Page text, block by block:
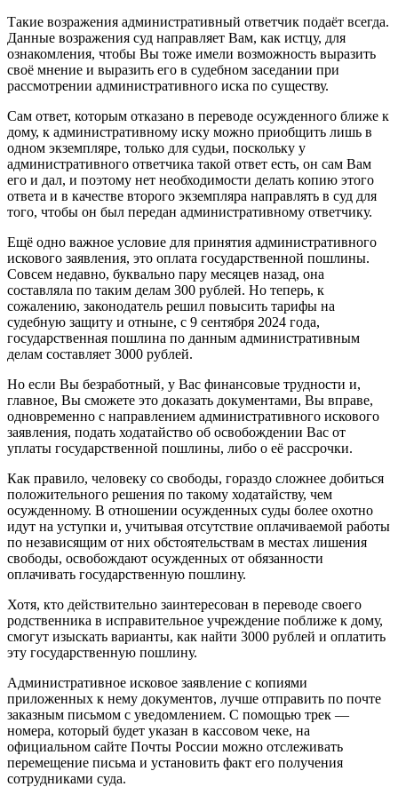
Такие возражения административный ответчик подаёт всегда.
Данные возражения суд направляет Вам, как истцу, для
ознакомления, чтобы Вы тоже имели возможность выразить
своё мнение и выразить его в судебном заседании при
рассмотрении административного иска по существу.
Сам ответ, которым отказано в переводе осужденного ближе к
дому, к административному иску можно приобщить лишь в
одном экземпляре, только для судьи, поскольку у
административного ответчика такой ответ есть, он сам Вам
его и дал, и поэтому нет необходимости делать копию этого
ответа и в качестве второго экземпляра направлять в суд для
того, чтобы он был передан административному ответчику.
Ещё одно важное условие для принятия административного
искового заявления, это оплата государственной пошлины.
Совсем недавно, буквально пару месяцев назад, она
составляла по таким делам 300 рублей. Но теперь, к
сожалению, законодатель решил повысить тарифы на
судебную защиту и отныне, с 9 сентября 2024 года,
государственная пошлина по данным административным
делам составляет 3000 рублей.
Но если Вы безработный, у Вас финансовые трудности и,
главное, Вы сможете это доказать документами, Вы вправе,
одновременно с направлением административного искового
заявления, подать ходатайство об освобождении Вас от
уплаты государственной пошлины, либо о её рассрочки.
Как правило, человеку со свободы, гораздо сложнее добиться
положительного решения по такому ходатайству, чем
осужденному. В отношении осужденных суды более охотно
идут на уступки и, учитывая отсутствие оплачиваемой работы
по независящим от них обстоятельствам в местах лишения
свободы, освобождают осужденных от обязанности
оплачивать государственную пошлину.
Хотя, кто действительно заинтересован в переводе своего
родственника в исправительное учреждение поближе к дому,
смогут изыскать варианты, как найти 3000 рублей и оплатить
эту государственную пошлину.
Административное исковое заявление с копиями
приложенных к нему документов, лучше отправить по почте
заказным письмом с уведомлением. С помощью трек —
номера, который будет указан в кассовом чеке, на
официальном сайте Почты России можно отслеживать
перемещение письма и установить факт его получения
сотрудниками суда.